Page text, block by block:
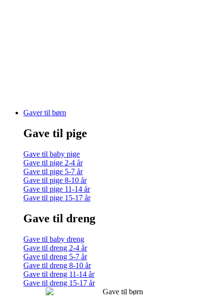
Gaver til børn
Gave til pige
Gave til baby pige
Gave til pige 2-4 år
Gave til pige 5-7 år
Gave til pige 8-10 år
Gave til pige 11-14 år
Gave til pige 15-17 år
Gave til dreng
Gave til baby dreng
Gave til dreng 2-4 år
Gave til dreng 5-7 år
Gave til dreng 8-10 år
Gave til dreng 11-14 år
Gave til dreng 15-17 år